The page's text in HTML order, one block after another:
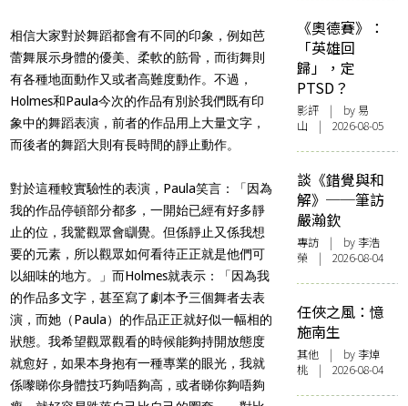
相信大家對於舞蹈都會有不同的印象，例如芭
蕾舞展示身體的優美、柔軟的筋骨，而街舞則
有各種地面動作又或者高難度動作。不過，
Holmes和Paula今次的作品有別於我們既有印
象中的舞蹈表演，前者的作品用上大量文字，
而後者的舞蹈大則有長時間的靜止動作。
對於這種較實驗性的表演，Paula笑言：「因為
我的作品停頓部分都多，一開始已經有好多靜
止的位，我驚觀眾會瞓覺。但係靜止又係我想
要的元素，所以觀眾如何看待正正就是他們可
以細味的地方。」而Holmes就表示：「因為我
的作品多文字，甚至寫了劇本予三個舞者去表
演，而她（Paula）的作品正正就好似一幅相的
狀態。我希望觀眾觀看的時候能夠持開放態度
就愈好，如果本身抱有一種專業的眼光，我就
係嚟睇你身體技巧夠唔夠高，或者睇你夠唔夠
《奧德賽》：
「英雄回
歸」，定
PTSD？
影評 | by 易
山 | 2026-08-05
談《錯覺與和
解》──筆訪
嚴瀚欽
專訪 | by 李浩
榮 | 2026-08-04
任俠之風：憶
施南生
其他 | by 李焯
桃 | 2026-08-04